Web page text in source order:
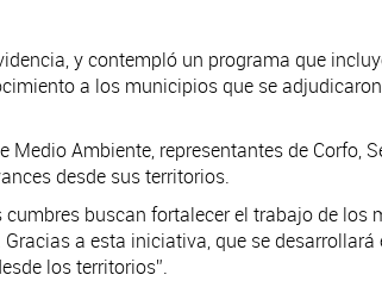
y contempló un programa que
a los municipios que se
Ambiente, representantes de Corfo,
desde sus territorios.
buscan fortalecer el trabajo de los
a esta iniciativa, que se
los territorios”.